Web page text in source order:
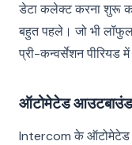
डेटा कलेक्ट करना शुरू
बहुत पहले। जो भी
प्री-कन्वर्सेशन पीरियड
ऑटोमेटेड आउटबाउंड
Intercom के